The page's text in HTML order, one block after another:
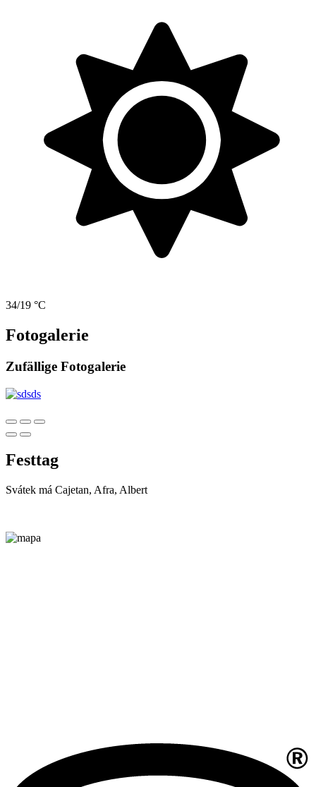
34/19 °C
Fotogalerie
Zufällige Fotogalerie
Festtag
Svátek má Cajetan, Afra, Albert